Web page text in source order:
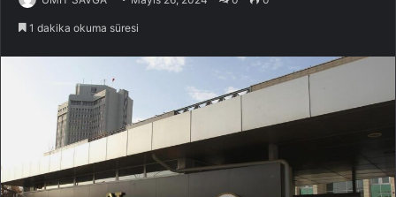
1 dakika okuma süresi